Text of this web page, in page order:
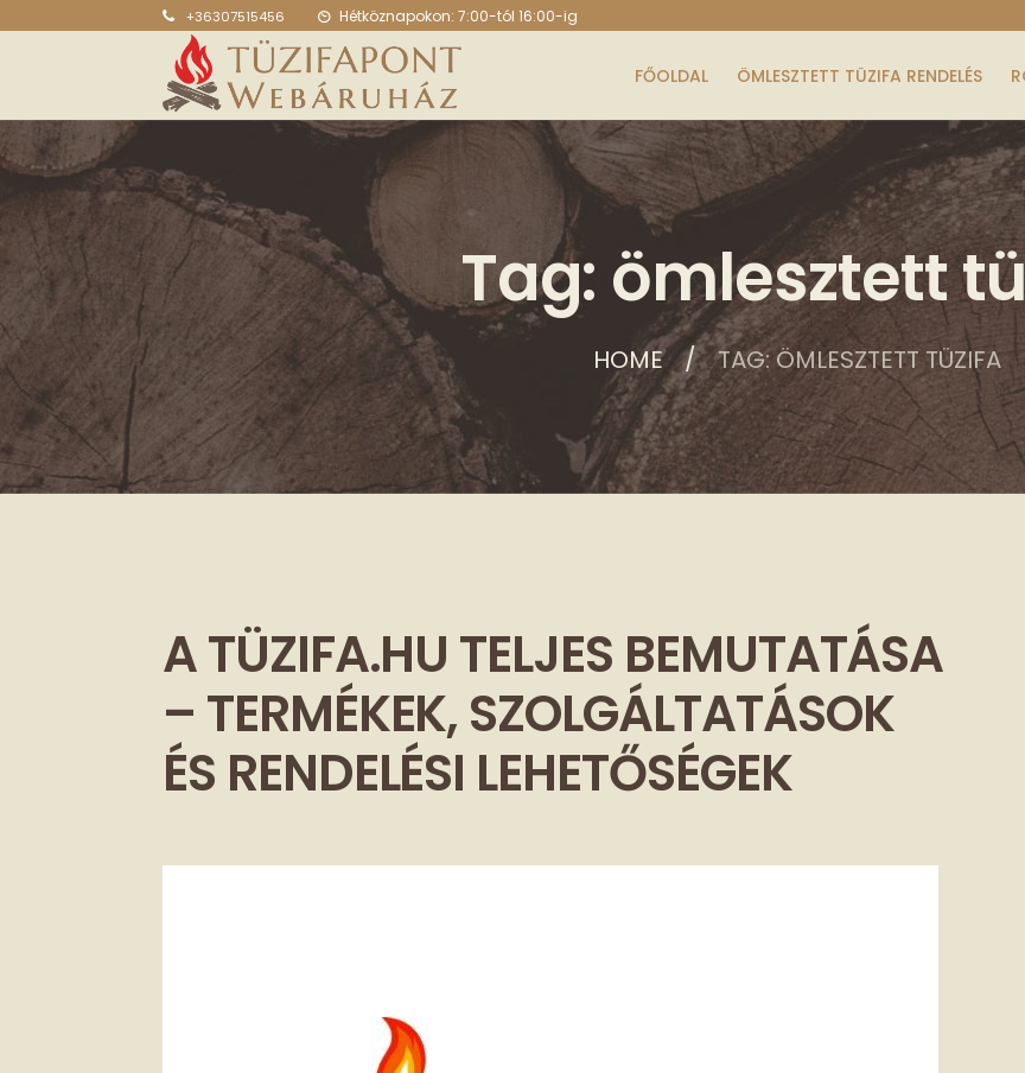
+36307515456 Hétköznapokon: 7:00-tól 16:00-ig
FŐOLDAL ÖMLESZTETT TÜZIFA RENDELÉS
Tag: ömlesztett
HOME TAG: ÖMLESZTETT TÜZIFA
A TÜZIFA.HU TELJES BEMUTATÁSA
– TERMÉKEK, SZOLGÁLTATÁSOK
ÉS RENDELÉSI LEHETŐSÉGEK